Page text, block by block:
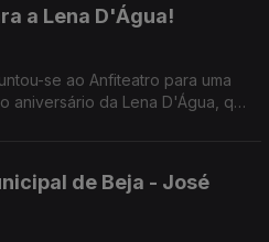
a Lena D'Água!
se ao Anfiteatro para uma
aniversário da Lena D'Água, que
de Beja - José